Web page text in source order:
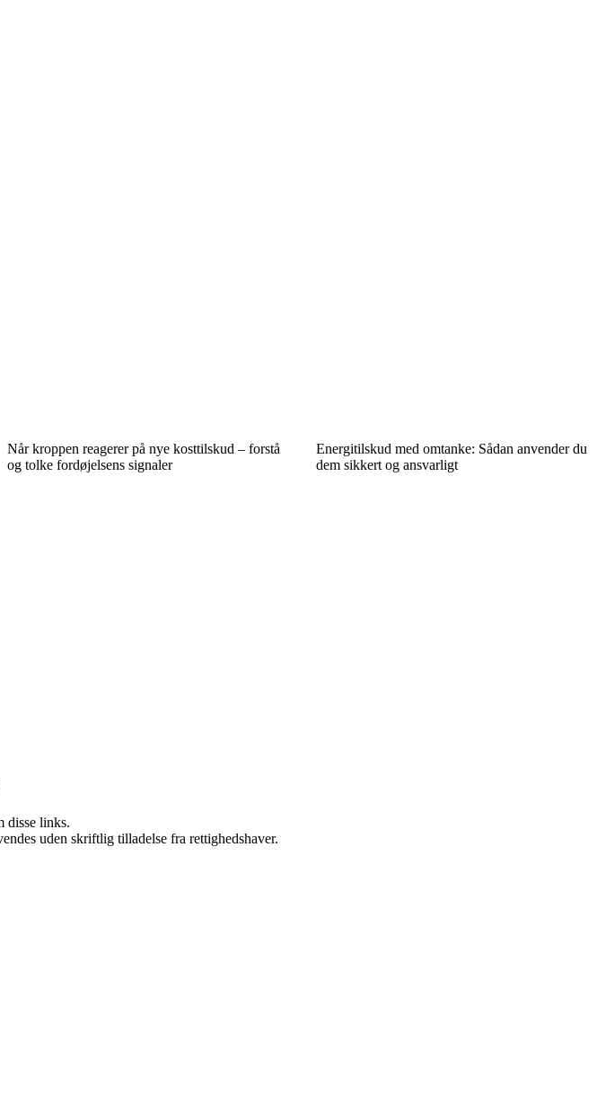
Når kroppen reagerer på nye kosttilskud – forstå
og tolke fordøjelsens signaler
Energitilskud med omtanke: Sådan anvender du
dem sikkert og ansvarligt
disse links.
uden skriftlig tilladelse fra rettighedshaver.